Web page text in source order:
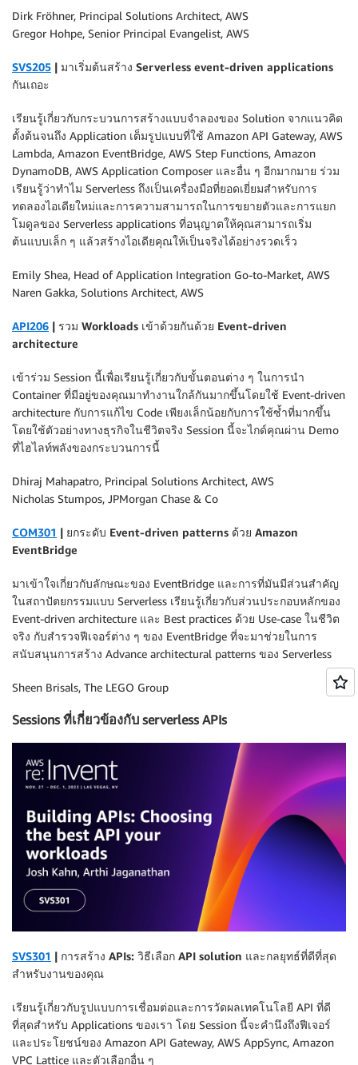
Dirk Fröhner, Principal Solutions Architect, AWS
Gregor Hohpe, Senior Principal Evangelist, AWS
SVS205 | มาเริ่มต้นสร้าง Serverless event-driven applications
กันเถอะ
เรียนรู้เกี่ยวกับกระบวนการสร้างแบบจำลองของ Solution จากแนวคิด
ตั้งต้นจนถึง Application เต็มรูปแบบที่ใช้ Amazon API Gateway, AWS
Lambda, Amazon EventBridge, AWS Step Functions, Amazon
DynamoDB, AWS Application Composer และอื่น ๆ อีกมากมาย ร่วม
เรียนรู้ว่าทำไม Serverless ถึงเป็นเครื่องมือที่ยอดเยี่ยมสำหรับการ
ทดลองไอเดียใหม่และการความสามารถในการขยายตัวและการแยก
โมดูลของ Serverless applications ที่อนุญาตให้คุณสามารถเริ่ม
ต้นแบบเล็ก ๆ แล้วสร้างไอเดียคุณให้เป็นจริงได้อย่างรวดเร็ว
Emily Shea, Head of Application Integration Go-to-Market, AWS
Naren Gakka, Solutions Architect, AWS
API206 | รวม Workloads เข้าด้วยกันด้วย Event-driven
architecture
เข้าร่วม Session นี้เพื่อเรียนรู้เกี่ยวกับขั้นตอนต่าง ๆ ในการนำ
Container ที่มีอยู่ของคุณมาทำงานใกล้กันมากขึ้นโดยใช้ Event-driven
architecture กับการแก้ไข Code เพียงเล็กน้อยกับการใช้ซ้ำที่มากขึ้น
โดยใช้ตัวอย่างทางธุรกิจในชีวิตจริง Session นี้จะไกด์คุณผ่าน Demo
ที่ไฮไลท์พลังของกระบวนการนี้
Dhiraj Mahapatro, Principal Solutions Architect, AWS
Nicholas Stumpos, JPMorgan Chase & Co
COM301 | ยกระดับ Event-driven patterns ด้วย Amazon
EventBridge
มาเข้าใจเกี่ยวกับลักษณะของ EventBridge และการที่มันมีส่วนสำคัญ
ในสถาปัตยกรรมแบบ Serverless เรียนรู้เกี่ยวกับส่วนประกอบหลักของ
Event-driven architecture และ Best practices ด้วย Use-case ในชีวิต
จริง กับสำรวจฟีเจอร์ต่าง ๆ ของ EventBridge ที่จะมาช่วยในการ
สนับสนุนการสร้าง Advance architectural patterns ของ Serverless
Sheen Brisals, The LEGO Group
Sessions ที่เกี่ยวข้องกับ serverless APIs
SVS301 | การสร้าง APIs: วิธีเลือก API solution และกลยุทธ์ที่ดีที่สุด
สำหรับงานของคุณ
เรียนรู้เกี่ยวกับรูปแบบการเชื่อมต่อและการวัดผลเทคโนโลยี API ที่ดี
ที่สุดสำหรับ Applications ของเรา โดย Session นี้จะคำนึงถึงฟีเจอร์
และประโยชน์ของ Amazon API Gateway, AWS AppSync, Amazon
VPC Lattice และตัวเลือกอื่น ๆ